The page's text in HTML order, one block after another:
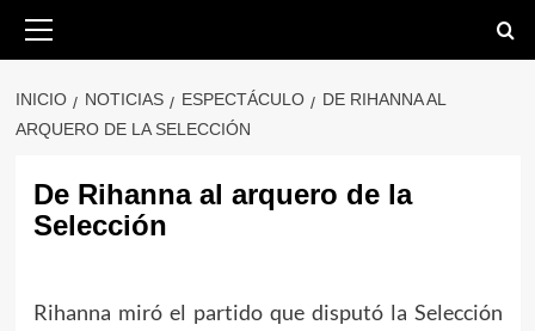
Saltar
primario
INICIO NOTICIAS ESPECTÁCULO
DE RIHANNA AL
ARQUERO DE LA SELECCIÓN
De Rihanna al arquero de la
Selección
Rihanna miró el partido que disputó la Selección